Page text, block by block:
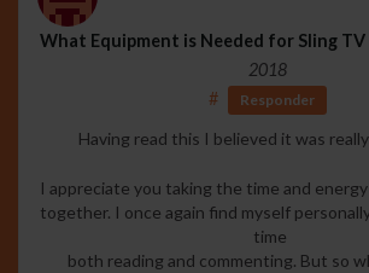
What Equipment is Needed for Sling TV
2018
#
Responder
Having read this I believed it was
I appreciate you taking the time and
together. I once again find myself
time
both reading and commenting. But so